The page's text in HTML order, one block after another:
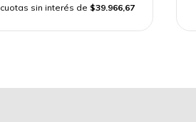
cuotas sin interés de $39.966,67